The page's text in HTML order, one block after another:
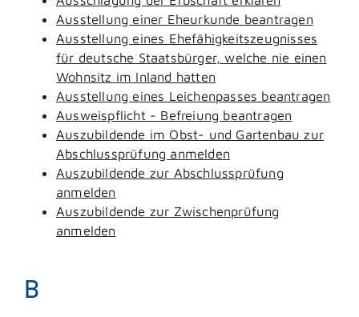
Ausstellung einer Eheurkunde beantragen
Ausstellung eines Ehefähigkeitszeugnisses
für deutsche Staatsbürger, welche nie einen
Wohnsitz im Inland hatten
Ausstellung eines Leichenpasses beantragen
Ausweispflicht - Befreiung beantragen
Auszubildende im Obst- und Gartenbau zur
Abschlussprüfung anmelden
Auszubildende zur Abschlussprüfung
anmelden
Auszubildende zur Zwischenprüfung
anmelden
B